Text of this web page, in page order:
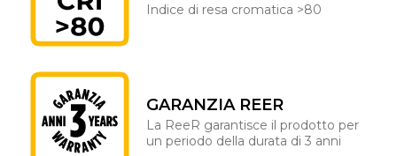
Indice di resa cromatica >80
GARANZIA REER
La ReeR garantisce il prodotto per
un periodo della durata di 3 anni